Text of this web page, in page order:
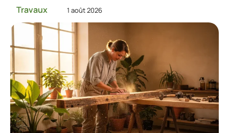
Travaux 1 août 2026